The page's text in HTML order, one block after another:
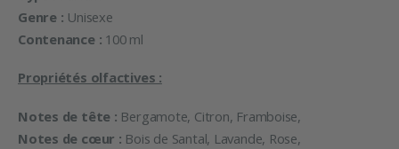
Genre : Unisexe
Contenance : 100 ml
Propriétés olfactives :
Notes de tête : Bergamote, Citron, Framboise,
Notes de cœur : Bois de Santal, Lavande, Rose,